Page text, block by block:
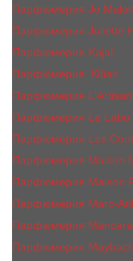
Парфюмерия Jо
Парфюмерия Juliette
Парфюмерия Kajal
Парфюмерия_КiIiаn
Парфюмерия L'Artisan
Парфюмерия Le Labo
Парфюмерия Les
Парфюмерия Maison
Парфюмерия Maison
Парфюмерия Marc-
Парфюмерия Mancera
Парфюмерия Maybach